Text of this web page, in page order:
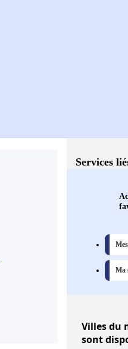
Services
Ma
Villesdu
sont